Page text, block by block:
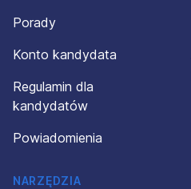
Porady
Konto kandydata
Regulamin dla
kandydatów
Powiadomienia
NARZĘDZIA